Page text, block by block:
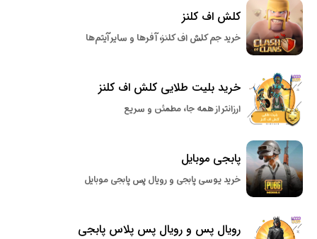
کلش اف کلنز
خرید جم کلش اف کلنز، آفرها و سایر آیتم‌ها
خرید بلیت طلایی کلش اف کلنز
ارزانتر از همه جا، مطمئن و سریع
پابجی موبایل
خرید یوسی پابجی و رویال پس پابجی موبایل
رویال پس و رویال پس پلاس پابجی